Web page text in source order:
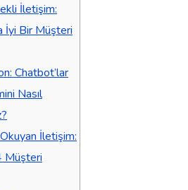
İletişim:
İyi Bir Müşteri
Chatbot’lar
Nasıl
İletişim:
Müşteri